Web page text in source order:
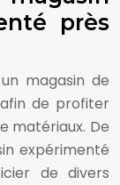
près
magasin de
de profiter
matériaux. De
expérimenté
de divers